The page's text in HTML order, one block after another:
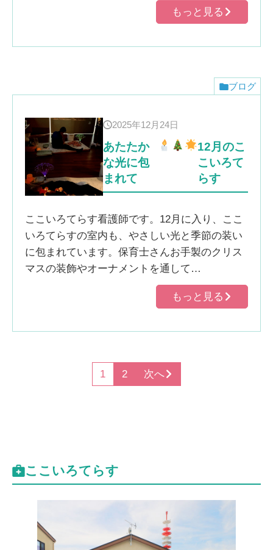
もっと見る
ブログ
2025年12月24日
あたたか
な光に包
まれて
12月のこ
こいろて
らす
ここいろてらす看護師です。12月に入り、ここ
いろてらすの室内も、やさしい光と季節の装い
に包まれています。保育士さんお手製のクリス
マスの装飾やオーナメントを通して…
もっと見る
1 2 次へ
ここいろてらす